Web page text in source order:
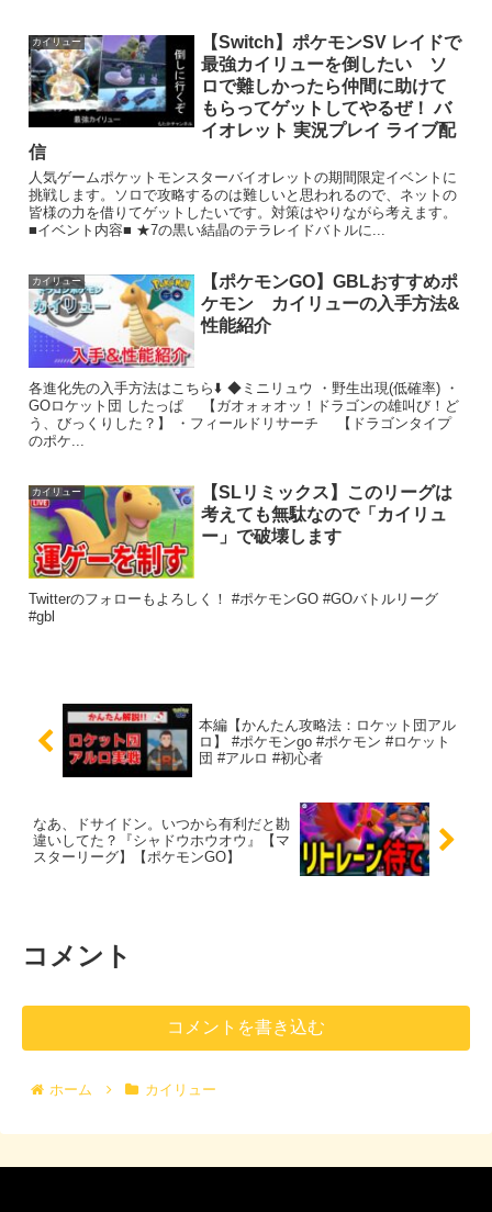
カイリュー
【Switch】ポケモンSV レイドで
最強カイリューを倒したい ソ
ロで難しかったら仲間に助けて
もらってゲットしてやるぜ！ バ
イオレット 実況プレイ ライブ配
信
人気ゲームポケットモンスターバイオレットの期間限定イベントに
挑戦します。ソロで攻略するのは難しいと思われるので、ネットの
皆様の力を借りてゲットしたいです。対策はやりながら考えます。
■イベント内容■ ★7の黒い結晶のテラレイドバトルに...
カイリュー
【ポケモンGO】GBLおすすめポ
ケモン カイリューの入手方法&
性能紹介
各進化先の入手方法はこちら⬇️ ◆ミニリュウ ・野生出現(低確率) ・
GOロケット団 したっぱ 【ガオォォオッ！ドラゴンの雄叫び！ど
う、びっくりした？】 ・フィールドリサーチ 【ドラゴンタイプ
のポケ...
カイリュー
【SLリミックス】このリーグは
考えても無駄なので「カイリュ
ー」で破壊します
Twitterのフォローもよろしく！ #ポケモンGO #GOバトルリーグ
#gbl
本編【かんたん攻略法：ロケット団アル
ロ】 #ポケモンgo #ポケモン #ロケット
団 #アルロ #初心者
なあ、ドサイドン。いつから有利だと勘
違いしてた？『シャドウホウオウ』【マ
スターリーグ】【ポケモンGO】
コメント
コメントを書き込む
ホーム カイリュー